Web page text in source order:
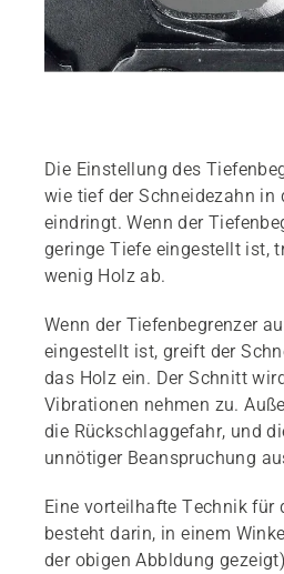
Die Einstellung des
wie tief der Schneidezahn in
eindringt. Wenn der
geringe Tiefe eingestellt ist,
wenig Holz ab.
Wenn der Tiefenbegrenzer
eingestellt ist, greift der
das Holz ein. Der Schnitt
Vibrationen nehmen zu.
die Rückschlaggefahr, und
unnötiger Beanspruchung
Eine vorteilhafte Technik für
besteht darin, in einem
der obigen Abbldung